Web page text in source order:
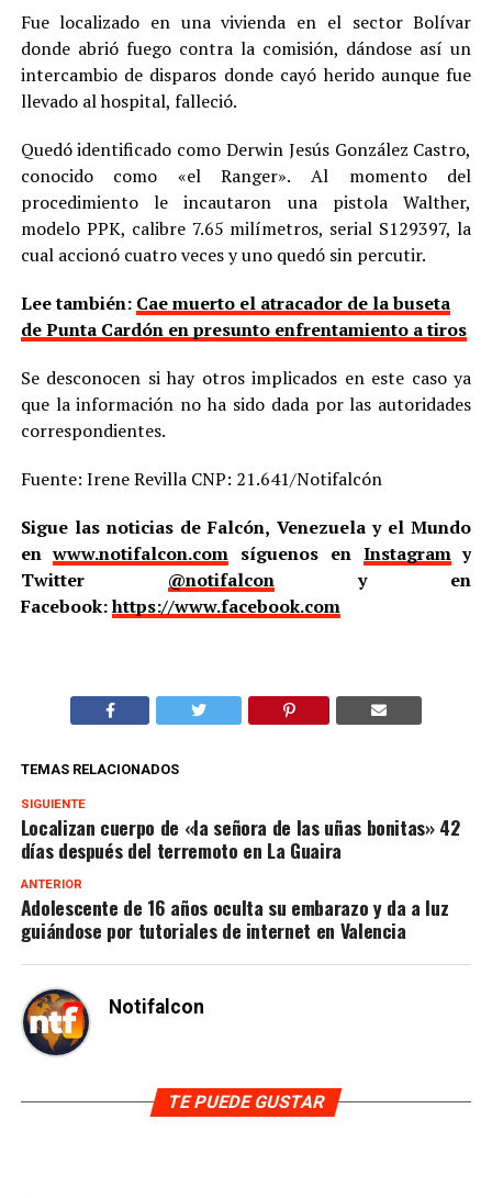
Fue localizado en una vivienda en el sector Bolívar
donde abrió fuego contra la comisión, dándose así un
intercambio de disparos donde cayó herido aunque fue
llevado al hospital, falleció.
Quedó identificado como Derwin Jesús González Castro,
conocido como «el Ranger». Al momento del
procedimiento le incautaron una pistola Walther,
modelo PPK, calibre 7.65 milímetros, serial S129397, la
cual accionó cuatro veces y uno quedó sin percutir.
Lee también: Cae muerto el atracador de la buseta
de Punta Cardón en presunto enfrentamiento a tiros
Se desconocen si hay otros implicados en este caso ya
que la información no ha sido dada por las autoridades
correspondientes.
Fuente: Irene Revilla CNP: 21.641/Notifalcón
Sigue las noticias de Falcón, Venezuela y el Mundo
enwww.notifalcon.com síguenos en Instagramy
Twitter @notifalcony en
Facebook:https://www.facebook.com
TEMAS RELACIONADOS
SIGUIENTE
Localizan cuerpo de «la señora de las uñas bonitas» 42
días después del terremoto en La Guaira
ANTERIOR
Adolescente de 16 años oculta su embarazo y da a luz
guiándose por tutoriales de internet en Valencia
Notifalcon
TE PUEDE GUSTAR